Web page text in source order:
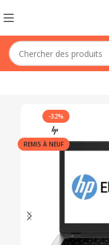
-32%
REMIS À NEUF